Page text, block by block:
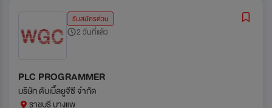
รับสมัครด่วน
2 วันที่แล้ว
PLC PROGRAMMER
บริษัท ดับเบิ้ลยูจีซี จำกัด
ราชบุรี บางแพ